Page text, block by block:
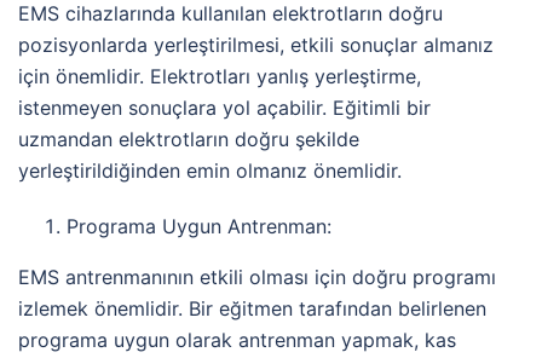
EMS cihazlarında kullanılan elektrotların doğru
pozisyonlarda yerleştirilmesi, etkili sonuçlar almanız
için önemlidir. Elektrotları yanlış yerleştirme,
istenmeyen sonuçlara yol açabilir. Eğitimli bir
uzmandan elektrotların doğru şekilde
yerleştirildiğinden emin olmanız önemlidir.
Programa Uygun Antrenman:
EMS antrenmanının etkili olması için doğru programı
izlemek önemlidir. Bir eğitmen tarafından belirlenen
programa uygun olarak antrenman yapmak, kas